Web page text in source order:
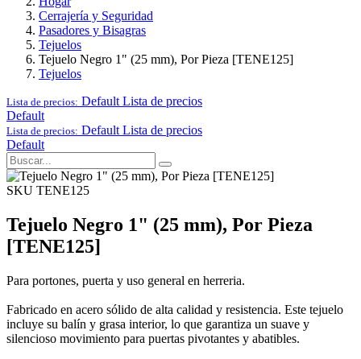
Cerrajería y Seguridad
Pasadores y Bisagras
Tejuelos
Tejuelo Negro 1" (25 mm), Por Pieza [TENE125]
Tejuelos
Lista de precios: Default Lista de precios
Default
Lista de precios: Default Lista de precios
Default
SKU TENE125
Tejuelo Negro 1" (25 mm), Por Pieza
[TENE125]
Para portones, puerta y uso general en herreria.
Fabricado en acero sólido de alta calidad y resistencia. Este tejuelo
incluye su balín y grasa interior, lo que garantiza un suave y
silencioso movimiento para puertas pivotantes y abatibles.